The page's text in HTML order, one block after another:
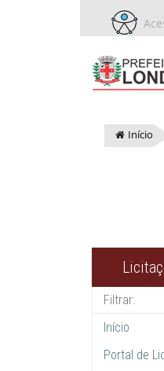
Início
Início
Portal de